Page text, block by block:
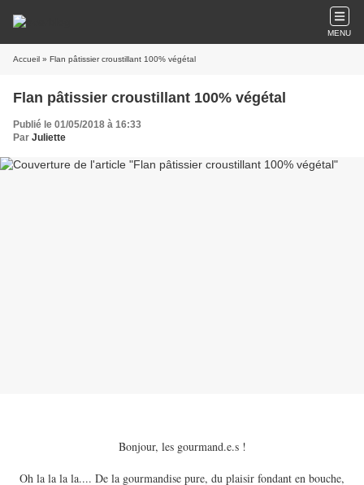
MENU
Accueil » Flan pâtissier croustillant 100% végétal
Flan pâtissier croustillant 100% végétal
Publié le 01/05/2018 à 16:33
Par Juliette
Bonjour, les gourmand.e.s !
Oh la la la la.... De la gourmandise pure, du plaisir fondant en bouche,